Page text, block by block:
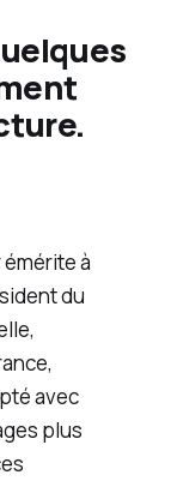
à
du
avec
plus